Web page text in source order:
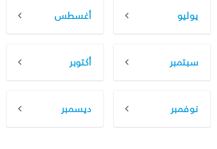
يوليو أغسطس
سبتمبر أكتوبر
نوفمبر ديسمبر